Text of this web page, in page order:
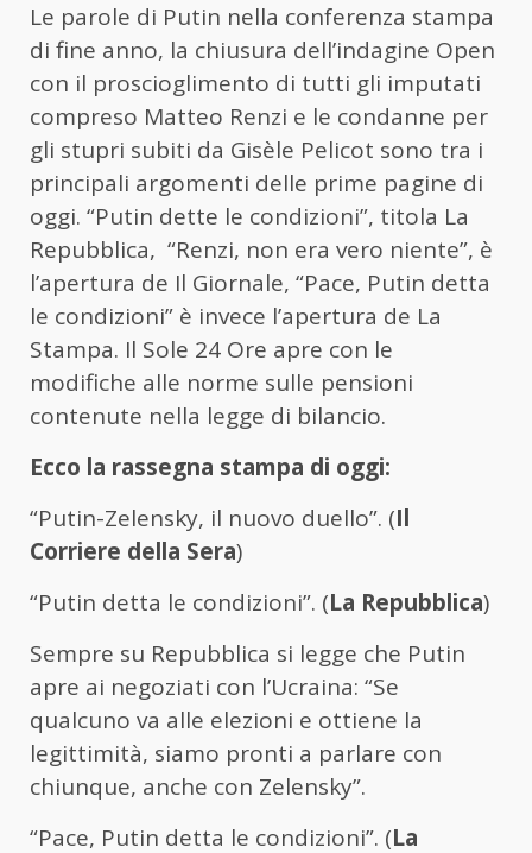
Le parole di Putin nella conferenza stampa
di fine anno, la chiusura dell’indagine Open
con il proscioglimento di tutti gli imputati
compreso Matteo Renzi e le condanne per
gli stupri subiti da Gisèle Pelicot sono tra i
principali argomenti delle prime pagine di
oggi. “Putin dette le condizioni”, titola La
Repubblica, “Renzi, non era vero niente”, è
l’apertura de Il Giornale, “Pace, Putin detta
le condizioni” è invece l’apertura de La
Stampa. Il Sole 24 Ore apre con le
modifiche alle norme sulle pensioni
contenute nella legge di bilancio.
Ecco la rassegna stampa di oggi:
“Putin-Zelensky, il nuovo duello”. (Il
Corriere della Sera)
“Putin detta le condizioni”. (La Repubblica)
Sempre su Repubblica si legge che Putin
apre ai negoziati con l’Ucraina: “Se
qualcuno va alle elezioni e ottiene la
legittimità, siamo pronti a parlare con
chiunque, anche con Zelensky”.
“Pace, Putin detta le condizioni”. (La